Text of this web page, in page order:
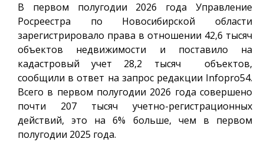
В первом полугодии 2026 года Управление
Росреестра по Новосибирской области
зарегистрировало права в отношении 42,6 тысяч
объектов недвижимости и поставило на
кадастровый учет 28,2 тысяч объектов,
сообщили в ответ на запрос редакции Infopro54.
Всего в первом полугодии 2026 года совершено
почти 207 тысяч учетно-регистрационных
действий, это на 6% больше, чем в первом
полугодии 2025 года.